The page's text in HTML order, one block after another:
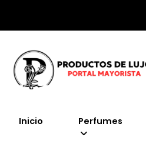
Inicio Perfumes